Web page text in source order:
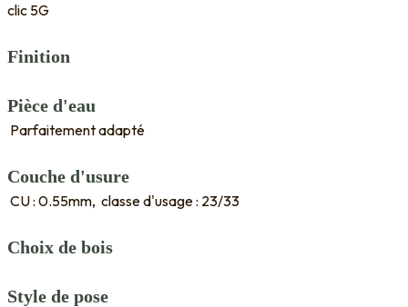
clic 5G
Finition
Pièce d'eau
Parfaitement adapté
Couche d'usure
CU : 0.55mm, classe d'usage : 23/33
Choix de bois
Style de pose